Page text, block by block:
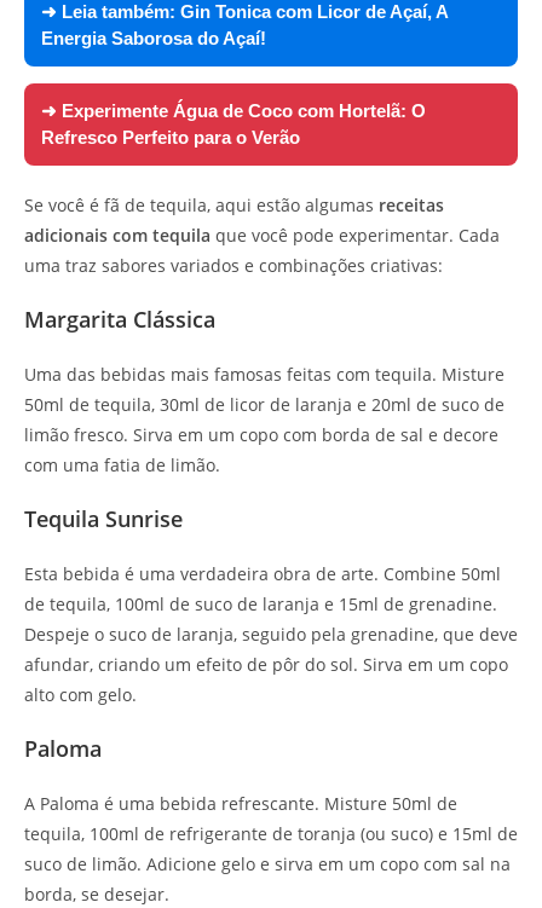
➜ Leia também: Gin Tonica com Licor de Açaí, A
Energia Saborosa do Açaí!
➜ Experimente Água de Coco com Hortelã: O
Refresco Perfeito para o Verão
Se você é fã de tequila, aqui estão algumas receitas
adicionais com tequila que você pode experimentar. Cada
uma traz sabores variados e combinações criativas:
Margarita Clássica
Uma das bebidas mais famosas feitas com tequila. Misture
50ml de tequila, 30ml de licor de laranja e 20ml de suco de
limão fresco. Sirva em um copo com borda de sal e decore
com uma fatia de limão.
Tequila Sunrise
Esta bebida é uma verdadeira obra de arte. Combine 50ml
de tequila, 100ml de suco de laranja e 15ml de grenadine.
Despeje o suco de laranja, seguido pela grenadine, que deve
afundar, criando um efeito de pôr do sol. Sirva em um copo
alto com gelo.
Paloma
A Paloma é uma bebida refrescante. Misture 50ml de
tequila, 100ml de refrigerante de toranja (ou suco) e 15ml de
suco de limão. Adicione gelo e sirva em um copo com sal na
borda, se desejar.